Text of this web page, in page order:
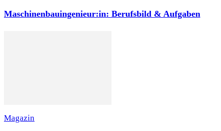
Maschinenbauingenieur:in: Berufsbild & Aufgaben
Magazin